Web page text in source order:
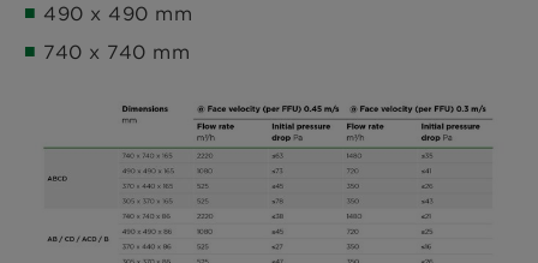
490 x 490 mm
740 x 740 mm